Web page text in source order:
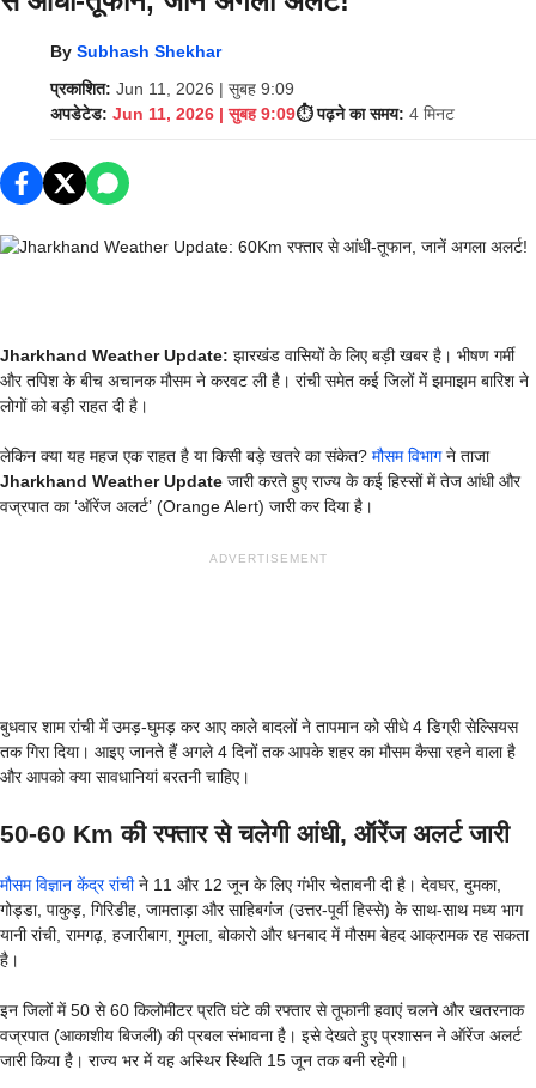
By Subhash Shekhar
प्रकाशित: Jun 11, 2026 | सुबह 9:09
अपडेटेड: Jun 11, 2026 | सुबह 9:09⏱️ पढ़ने का समय: 4 मिनट
Jharkhand Weather Update: झारखंड वासियों के लिए बड़ी खबर है। भीषण गर्मी
और तपिश के बीच अचानक मौसम ने करवट ली है। रांची समेत कई जिलों में झमाझम बारिश ने
लोगों को बड़ी राहत दी है।
लेकिन क्या यह महज एक राहत है या किसी बड़े खतरे का संकेत? मौसम विभागने ताजा
Jharkhand Weather Update जारी करते हुए राज्य के कई हिस्सों में तेज आंधी और
वज्रपात का ‘ऑरेंज अलर्ट’ (Orange Alert) जारी कर दिया है।
ADVERTISEMENT
बुधवार शाम रांची में उमड़-घुमड़ कर आए काले बादलों ने तापमान को सीधे 4 डिग्री सेल्सियस
तक गिरा दिया। आइए जानते हैं अगले 4 दिनों तक आपके शहर का मौसम कैसा रहने वाला है
और आपको क्या सावधानियां बरतनी चाहिए।
50-60 Km की रफ्तार से चलेगी आंधी, ऑरेंज अलर्ट जारी
मौसम विज्ञान केंद्र रांचीने 11 और 12 जून के लिए गंभीर चेतावनी दी है। देवघर, दुमका,
गोड्डा, पाकुड़, गिरिडीह, जामताड़ा और साहिबगंज (उत्तर-पूर्वी हिस्से) के साथ-साथ मध्य भाग
यानी रांची, रामगढ़, हजारीबाग, गुमला, बोकारो और धनबाद में मौसम बेहद आक्रामक रह सकता
है।
इन जिलों में 50 से 60 किलोमीटर प्रति घंटे की रफ्तार से तूफानी हवाएं चलने और खतरनाक
वज्रपात (आकाशीय बिजली) की प्रबल संभावना है। इसे देखते हुए प्रशासन ने ऑरेंज अलर्ट
जारी किया है। राज्य भर में यह अस्थिर स्थिति 15 जून तक बनी रहेगी।